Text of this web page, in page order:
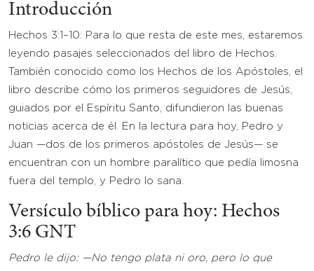
Introducción
Hechos 3:1–10: Para lo que resta de este mes, estaremos
leyendo pasajes seleccionados del libro de Hechos.
También conocido como los Hechos de los Apóstoles, el
libro describe cómo los primeros seguidores de Jesús,
guiados por el Espíritu Santo, difundieron las buenas
noticias acerca de él. En la lectura para hoy, Pedro y
Juan —dos de los primeros apóstoles de Jesús— se
encuentran con un hombre paralítico que pedía limosna
fuera del templo, y Pedro lo sana.
Versículo bíblico para hoy: Hechos
3:6 GNT
Pedro le dijo: —No tengo plata ni oro, pero lo que